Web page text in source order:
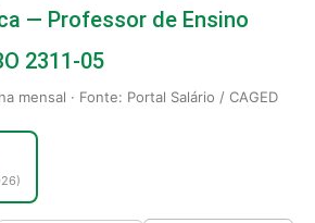
— Professor de Ensino
2311-05
mensal · Fonte: Portal Salário / CAGED